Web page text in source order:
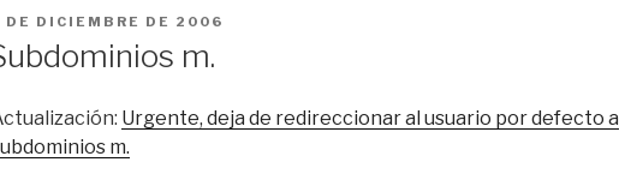
DE DICIEMBRE DE 2006
m.
Urgente, deja de redireccionar al usuario por defecto a
m.